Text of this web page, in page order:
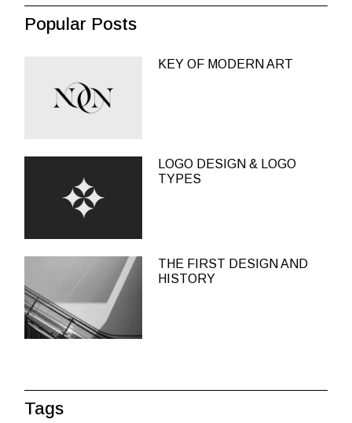
Popular Posts
KEY OF MODERN ART
LOGO DESIGN & LOGO
TYPES
THE FIRST DESIGN AND
HISTORY
Tags